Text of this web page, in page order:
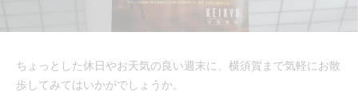
ちょっとした休日やお天気の良い週末に、横須賀まで気軽にお散
歩してみてはいかがでしょうか。